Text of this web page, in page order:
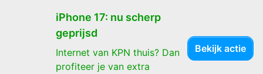
iPhone 17: nu scherp
geprijsd
Internet van KPN thuis? Dan
profiteer je van extra
Bekijk actie